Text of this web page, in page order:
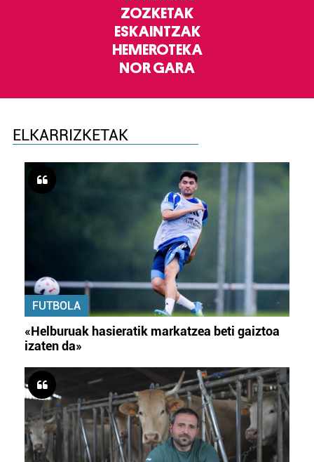
ZOZKETAK
ESKAINTZAK
HEMEROTEKA
NOR GARA
ELKARRIZKETAK
FUTBOLA
«Helburuak hasieratik markatzea beti gaiztoa
izaten da»